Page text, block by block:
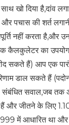
खो दिया है,दांव
पचास की शर्त
नहीं करता है,और
कैलकुलेटर का उपयोग
सकते हैं) आप एक
डाल सकते हैं
सवाल,जब तक
हैं और जीतने के लिए
में आधारित था और